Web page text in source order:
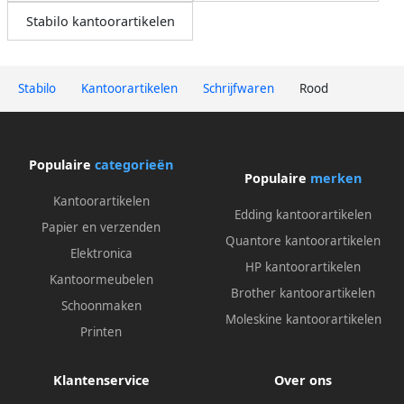
Stabilo Kantoorartikelen Schrijfwaren Rood
Stabilo kantoorartikelen
Populaire categorieën
Kantoorartikelen
Papier en verzenden
Elektronica
Kantoormeubelen
Schoonmaken
Printen
Populaire merken
Edding kantoorartikelen
Quantore kantoorartikelen
HP kantoorartikelen
Brother kantoorartikelen
Moleskine kantoorartikelen
Klantenservice Over ons